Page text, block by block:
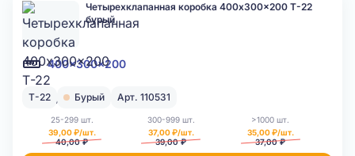
400x300x200
Четырехклапанная коробка 400x300x200 Т-22
бурый
Т-22 Бурый Арт. 110531
25-299 шт.
39,00 ₽/шт.
40,00 ₽
300-999 шт.
37,00 ₽/шт.
39,00 ₽
>1000 шт.
35,00 ₽/шт.
37,00 ₽